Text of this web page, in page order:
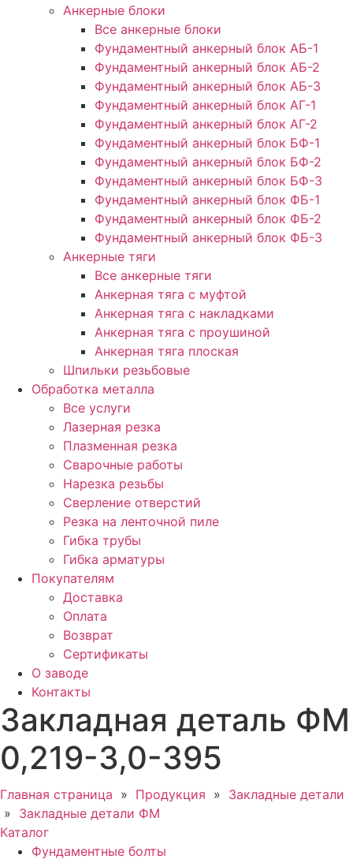
Анкерные блоки
Все анкерные блоки
Фундаментный анкерный блок АБ-1
Фундаментный анкерный блок АБ-2
Фундаментный анкерный блок АБ-3
Фундаментный анкерный блок АГ-1
Фундаментный анкерный блок АГ-2
Фундаментный анкерный блок БФ-1
Фундаментный анкерный блок БФ-2
Фундаментный анкерный блок БФ-3
Фундаментный анкерный блок ФБ-1
Фундаментный анкерный блок ФБ-2
Фундаментный анкерный блок ФБ-3
Анкерные тяги
Все анкерные тяги
Анкерная тяга с муфтой
Анкерная тяга с накладками
Анкерная тяга с проушиной
Анкерная тяга плоская
Шпильки резьбовые
Обработка металла
Все услуги
Лазерная резка
Плазменная резка
Сварочные работы
Нарезка резьбы
Сверление отверстий
Резка на ленточной пиле
Гибка трубы
Гибка арматуры
Покупателям
Доставка
Оплата
Возврат
Сертификаты
О заводе
Контакты
Закладная деталь ФМ
0,219-3,0-395
Главная страница » Продукция » Закладные детали
» Закладные детали ФМ
Каталог
Фундаментные болты